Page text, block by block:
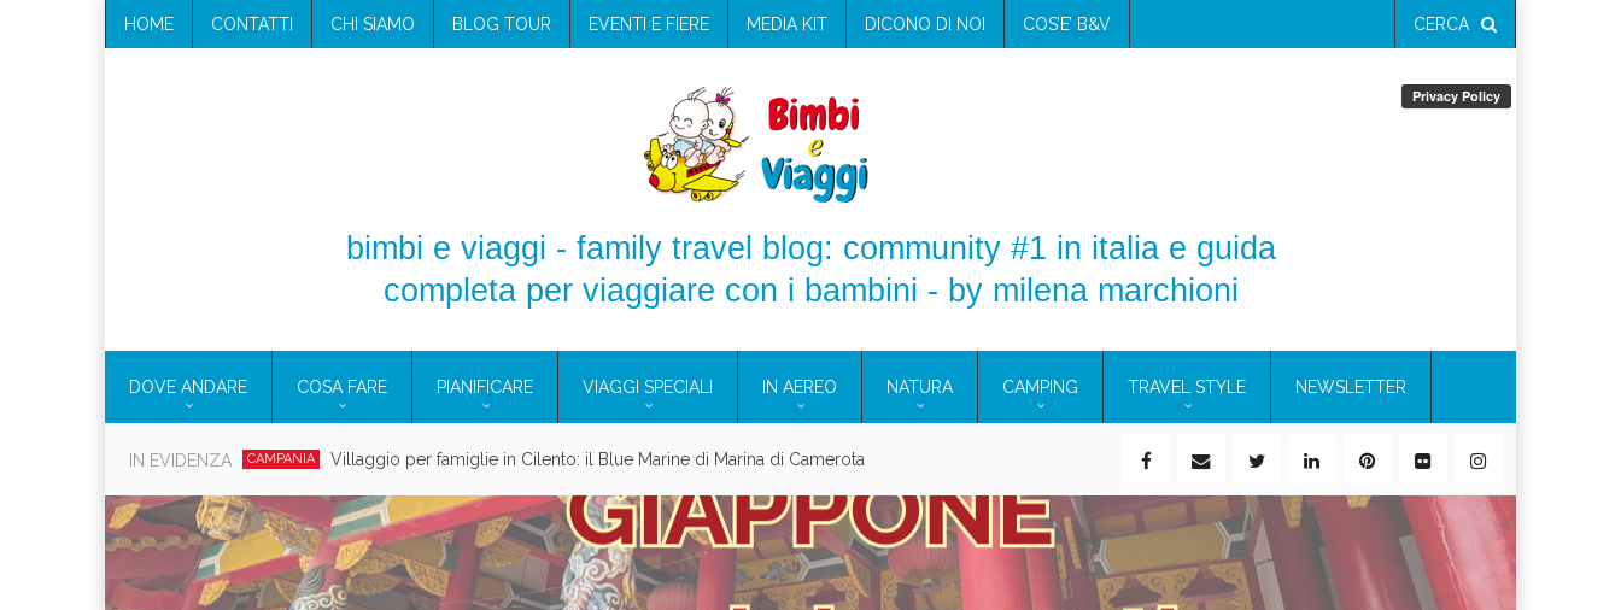
HOME CONTATTI CHI SIAMO BLOG TOUR EVENTI E FIERE MEDIA KIT DICONO DI NOI COS’E’ B&V CERCA
bimbi e viaggi - family travel blog: community #1 in italia e guida
completa per viaggiare con i bambini - by milena marchioni
DOVE ANDARE COSA FARE PIANIFICARE VIAGGI SPECIALI IN AEREO NATURA CAMPING TRAVEL STYLE NEWSLETTER
IN EVIDENZA CAMPANIA Villaggio per famiglie in Cilento: il Blue Marine di Marina di Camerota
CONSIGLI PRATICI Assicurazione viaggio estate 2026: lo sconto Columbus supera il 21%
CONSIGLI PRATICI Cosmetici solidi in viaggio: i prodotti che hanno conquistato la mia valigia (e la pelle sensibile)
EOLIE Viaggi per donne 2026: vieni alle Eolie e a Pantelleria!